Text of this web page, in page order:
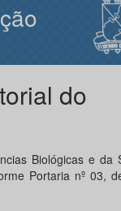
do
Biológicas e da
Portaria nº 03,